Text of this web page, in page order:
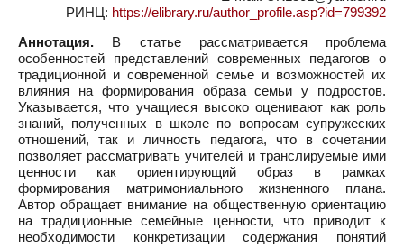
РИНЦ: https://elibrary.ru/author_profile.asp?id=799392
Аннотация. В статье рассматривается проблема
особенностей представлений современных педагогов о
традиционной и современной семье и возможностей их
влияния на формирования образа семьи у подростов.
Указывается, что учащиеся высоко оценивают как роль
знаний, полученных в школе по вопросам супружеских
отношений, так и личность педагога, что в сочетании
позволяет рассматривать учителей и транслируемые ими
ценности как ориентирующий образ в рамках
формирования матримониального жизненного плана.
Автор обращает внимание на общественную ориентацию
на традиционные семейные ценности, что приводит к
необходимости конкретизации содержания понятий